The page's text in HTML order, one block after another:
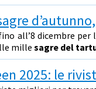
all’8 dicembre per
millesagre del
2025: le